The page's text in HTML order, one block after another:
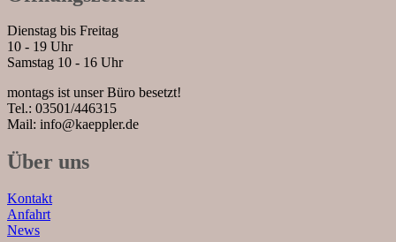
Dienstag bis Freitag
10 - 19 Uhr
Samstag 10 - 16 Uhr
montags ist unser Büro besetzt!
Tel.: 03501/446315
Mail: info@kaeppler.de
Über uns
Kontakt
Anfahrt
News